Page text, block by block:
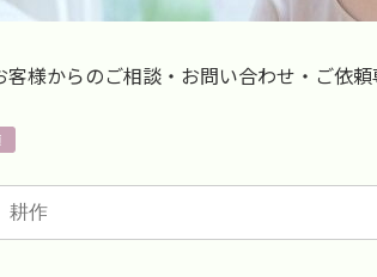
客様からのご相談・お問い合わせ・ご依